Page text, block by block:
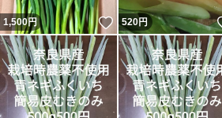
1,500円 いいね！
520円